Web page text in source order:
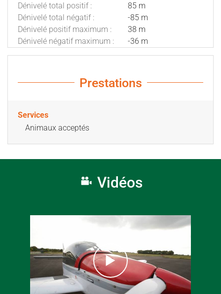
Dénivelé total positif :
85 m
Dénivelé total négatif :
-85 m
Dénivelé positif maximum :
38 m
Dénivelé négatif maximum :
-36 m
Prestations
Services
Animaux acceptés
Vidéos